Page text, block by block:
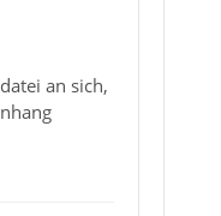
an sich,